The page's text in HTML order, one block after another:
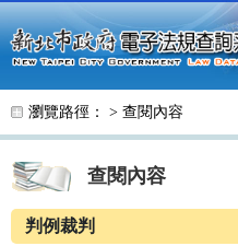
跳至主要內容
瀏覽路徑： > 查閱內容
查閱內容
判例裁判